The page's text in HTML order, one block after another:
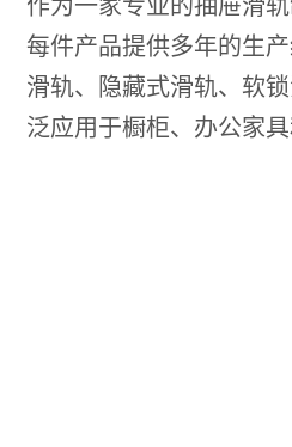
作为一家专业的抽屉滑
每件产品提供多年的生
滑轨、隐藏式滑轨、软
泛应用于橱柜、办公家具